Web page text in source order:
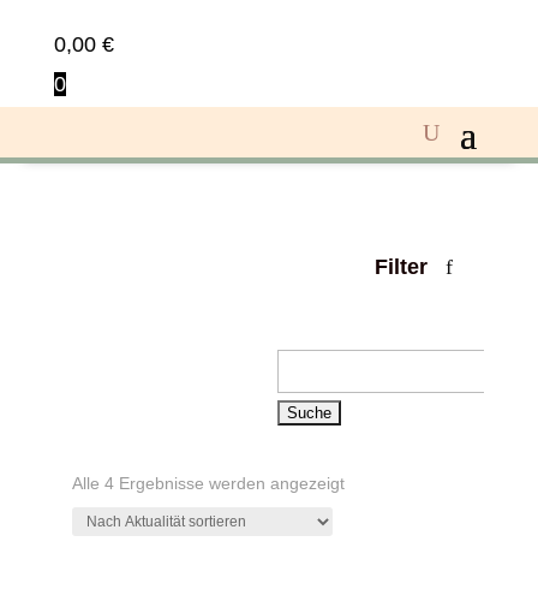
0,00 €
0
f
Filter
nach:
Alle 4 Ergebnisse werden angezeigtNach